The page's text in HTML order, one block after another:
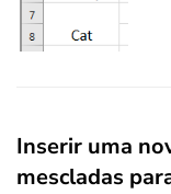
Inserir uma
mescladas